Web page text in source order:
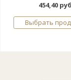
454,40
Выбрать